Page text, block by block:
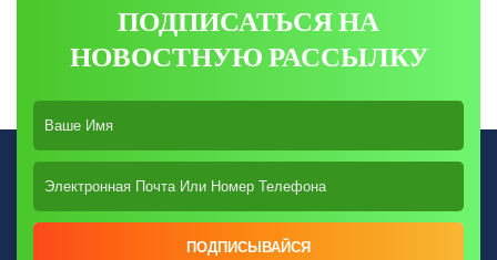
ПОДПИСАТЬСЯ НА
НОВОСТНУЮ РАССЫЛКУ
ПОДПИСЫВАЙСЯ